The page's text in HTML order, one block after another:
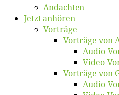
An­dach­ten
Jetzt an­hö­ren
Vor­trä­ge
Vor­trä­ge von
Au­dio-
Vi­deo-
Vor­trä­ge von
Au­dio-